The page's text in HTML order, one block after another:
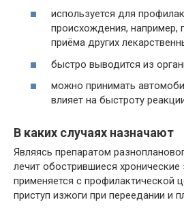
используется для
происхождения, например,
приёма других
быстро выводится из
можно принимать
влияет на быстроту
В каких случаях назначают
Являясь препаратом
лечит обострившиеся
применяется с профилактической
приступ изжоги при переедании и